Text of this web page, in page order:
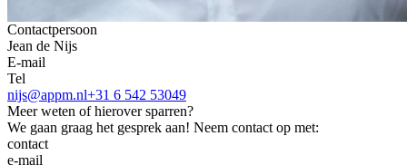
Contactpersoon
Jean de Nijs
E-mail
Tel
nijs@appm.nl+31 6 542 53049
Meer weten of hierover sparren?
We gaan graag het gesprek aan! Neem contact op met:
contact
e-mail